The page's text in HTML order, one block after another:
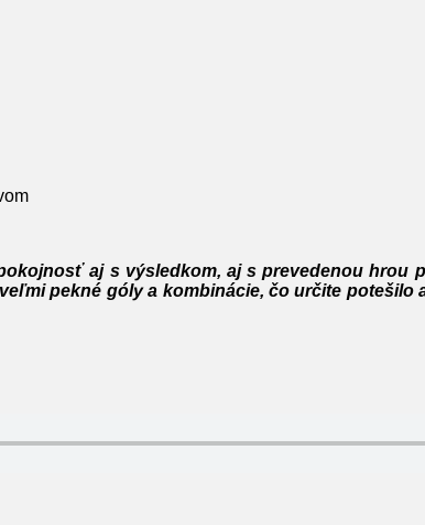
aj s výsledkom, aj s prevedenou hrou
pekné góly a kombinácie, čo určite potešilo